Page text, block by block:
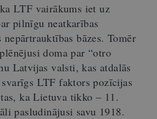
LTF vairākums iet uz
pilnīgu neatkarības
bāzes. Tomēr
doma par “otro
Latvijas valsti, kas atdalās
LTF faktors pozīcijas
ka Lietuva tikko – 11.
pasludinājusi savu 1918.